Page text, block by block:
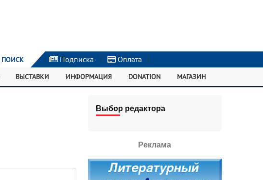
ПОИСК Подписка | Оплата |
ВЫСТАВКИ ИНФОРМАЦИЯ DONATION МАГАЗИН
Выбор редактора
Реклама